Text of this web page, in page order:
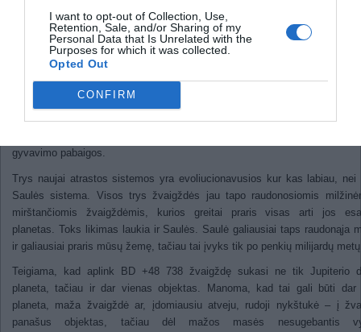
I want to opt-out of Collection, Use,
Retention, Sale, and/or Sharing of my
Personal Data that Is Unrelated with the
Purposes for which it was collected.
Opted Out
CONFIRM
Tarptautinė tyrėjų komanda aptiko tris
kurios sukasi apie mirštančias
Žvaigždės HD 240237, BD +48 738, ir HD
Tyrimas turėtų padėti geriau suprasti
gyvavimo pabaigos.
Trys naujai atrastos sistemos yra evoliucionavusios kur kas labiau, nei
Saulės sistema. Visos trys žvaigždės jau tapo raudonosiomis
mirštančiomis žvaigždėmis, kurios greitai praris visas arti jos
planetas. Toks likimas laukia ir Saulės. Saulė galiausiai taps raudonąja
ir galiausiai praris mūsų žemę, tačiau tai įvyks tik po penkių milijardų
Teigiama, kad aplink BD +48 738 žvaigždę sukasi ne tik Jupiterio
planeta, tačiau ir dar vienas objektas. Manoma, kad tai gali būti dar
planeta, maža žvaigždė ar, įdomiausiu atveju, rudoji nykštukė – į
panašus objektas, tačiau dėl mažos masės nesugebantis